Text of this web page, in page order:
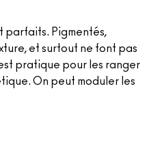
parfaits. Pigmentés,
et surtout ne font pas
pratique pour les ranger
On peut moduler les